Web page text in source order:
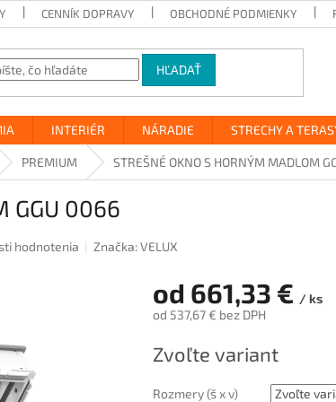
CENNÍK DOPRAVY OBCHODNÉ PODMIENKY
HĽADAŤ
INTERIÉR NÁRADIE STRECHY A
PREMIUM STREŠNÉ OKNO S HORNÝM MADLOM
GGU 0066
hodnotenia Značka:VELUX
od 661,33 € / ks
od 537,67 € bez DPH
cena:
Zvoľte variant
Rozmery (š x v)